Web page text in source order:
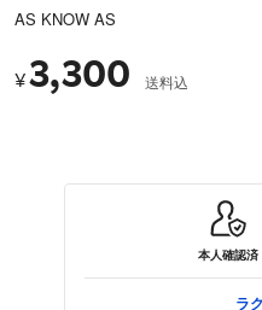
AS KNOW AS
¥3,300 送料込
本人確認済
ラ